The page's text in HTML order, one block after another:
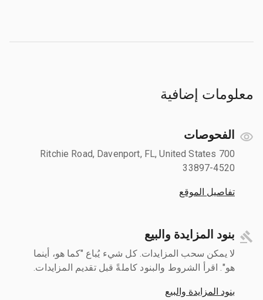
معلومات إضافية
الفحوصات
700 Ritchie Road, Davenport, FL, United States
33897-4520
تفاصيل الموقع
بنود المزايدة والبيع
لا يمكن سحب المزايدات. كل شيء يُباع "كما هو، أينما
هو". اقرأ الشروط والبنود كاملةً قبل تقديم المزايدات.
بنود المزايدة والبيع